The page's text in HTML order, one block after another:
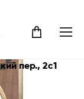
пер., 2с1